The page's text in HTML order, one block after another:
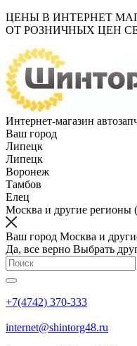
ЦЕНЫ В ИНТЕРНЕТ
ОТ РОЗНИЧНЫХ ЦЕН
Интернет-магазин
Ваш город
Липецк
Липецк
Воронеж
Тамбов
Елец
Москва и другие регионы
Ваш город Москва и
Да, все верно Выбрать
+7(4742) 370-333
internet@shintorg48.ru